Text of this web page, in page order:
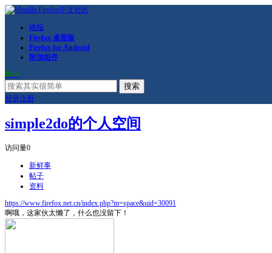
论坛
Firefox 桌面版
Firefox for Android
附加组件
RSS
搜索
登录注册
simple2do的个人空间
访问量0
新鲜事
帖子
资料
https://www.firefox.net.cn/index.php?m=space&uid=30091
啊哦，这家伙太懒了，什么也没留下！